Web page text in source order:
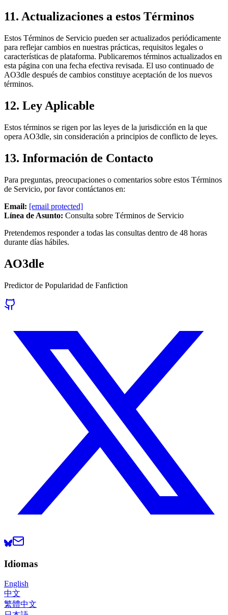
11. Actualizaciones a estos Términos
Estos Términos de Servicio pueden ser actualizados periódicamente
para reflejar cambios en nuestras prácticas, requisitos legales o
características de plataforma. Publicaremos términos actualizados en
esta página con una fecha efectiva revisada. El uso continuado de
AO3dle después de cambios constituye aceptación de los nuevos
términos.
12. Ley Aplicable
Estos términos se rigen por las leyes de la jurisdicción en la que
opera AO3dle, sin consideración a principios de conflicto de leyes.
13. Información de Contacto
Para preguntas, preocupaciones o comentarios sobre estos Términos
de Servicio, por favor contáctanos en:
Email: [email protected]
Línea de Asunto: Consulta sobre Términos de Servicio
Pretendemos responder a todas las consultas dentro de 48 horas
durante días hábiles.
AO3dle
Predictor de Popularidad de Fanfiction
Idiomas
English
中文
繁體中文